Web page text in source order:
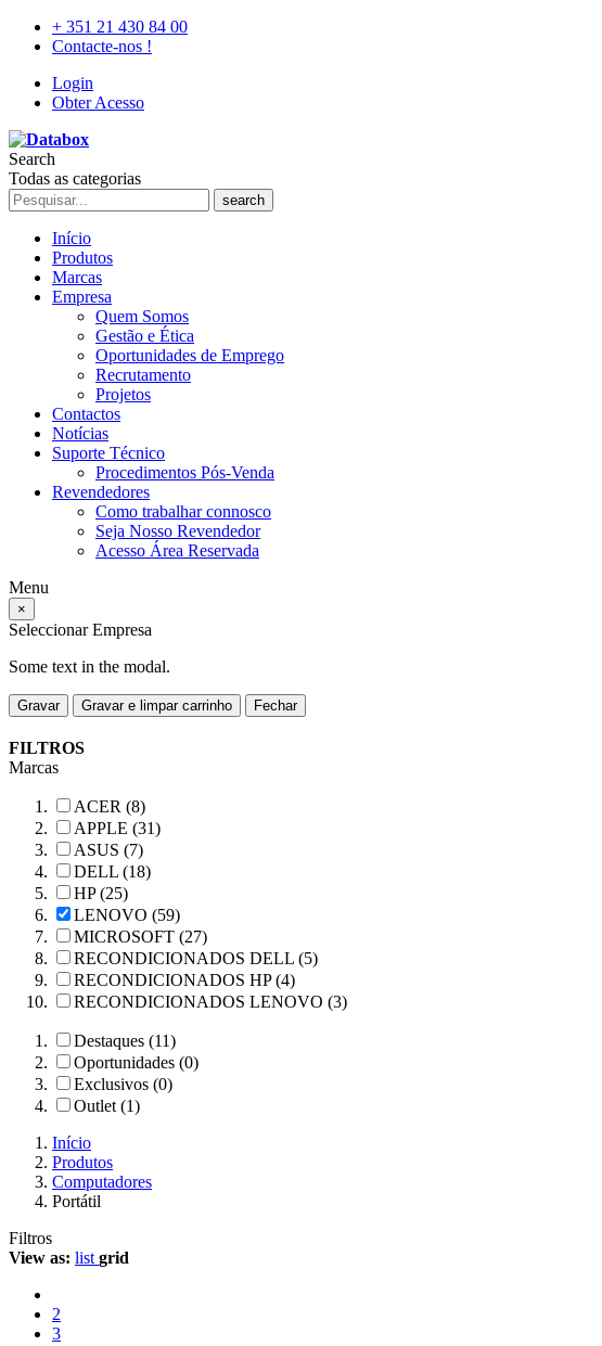
+ 351 21 430 84 00
Contacte-nos !
Login
Obter Acesso
Search
Todas as categorias
search
Início
Produtos
Marcas
Empresa
Quem Somos
Gestão e Ética
Oportunidades de Emprego
Recrutamento
Projetos
Contactos
Notícias
Suporte Técnico
Procedimentos Pós-Venda
Revendedores
Como trabalhar connosco
Seja Nosso Revendedor
Acesso Área Reservada
Menu
×
Seleccionar Empresa
Some text in the modal.
Gravar Gravar e limpar carrinho Fechar
FILTROS
Marcas
ACER (8)
APPLE (31)
ASUS (7)
DELL (18)
HP (25)
LENOVO (59)
MICROSOFT (27)
RECONDICIONADOS DELL (5)
RECONDICIONADOS HP (4)
RECONDICIONADOS LENOVO (3)
Destaques (11)
Oportunidades (0)
Exclusivos (0)
Outlet (1)
Início
Produtos
Computadores
Portátil
Filtros
View as: list grid
2
3